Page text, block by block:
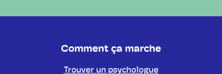
Comment ça marche
Trouver un psychologue